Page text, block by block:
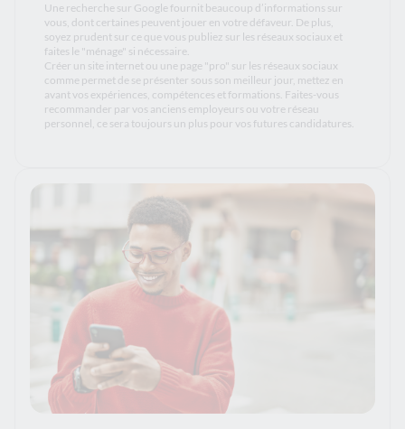
Une recherche sur Google fournit beaucoup d’informations sur
vous, dont certaines peuvent jouer en votre défaveur. De plus,
soyez prudent sur ce que vous publiez sur les réseaux sociaux et
faites le "ménage" si nécessaire.
Créer un site internet ou une page "pro" sur les réseaux sociaux
comme permet de se présenter sous son meilleur jour, mettez en
avant vos expériences, compétences et formations. Faites-vous
recommander par vos anciens employeurs ou votre réseau
personnel, ce sera toujours un plus pour vos futures candidatures.